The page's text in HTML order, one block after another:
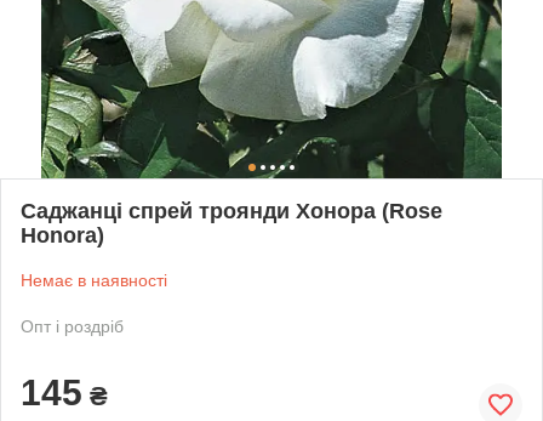
Саджанці спрей троянди Хонора (Rose
Honora)
Немає в наявності
Опт і роздріб
145 ₴